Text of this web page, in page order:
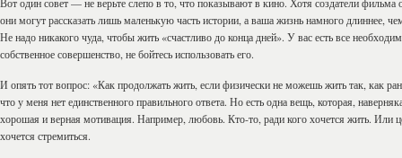
они могут рассказать лишь маленькую часть истории, а ваша жизнь намного длиннее,
Не надо никакого чуда, чтобы жить «счастливо до конца дней». У вас есть все
собственное совершенство, не бойтесь использовать его.
И опять тот вопрос: «Как продолжать жить, если физически не можешь жить так, как
что у меня нет единственного правильного ответа. Но есть одна вещь, которая,
хорошая и верная мотивация. Например, любовь. Кто-то, ради кого хочется жить. Или
хочется стремиться.